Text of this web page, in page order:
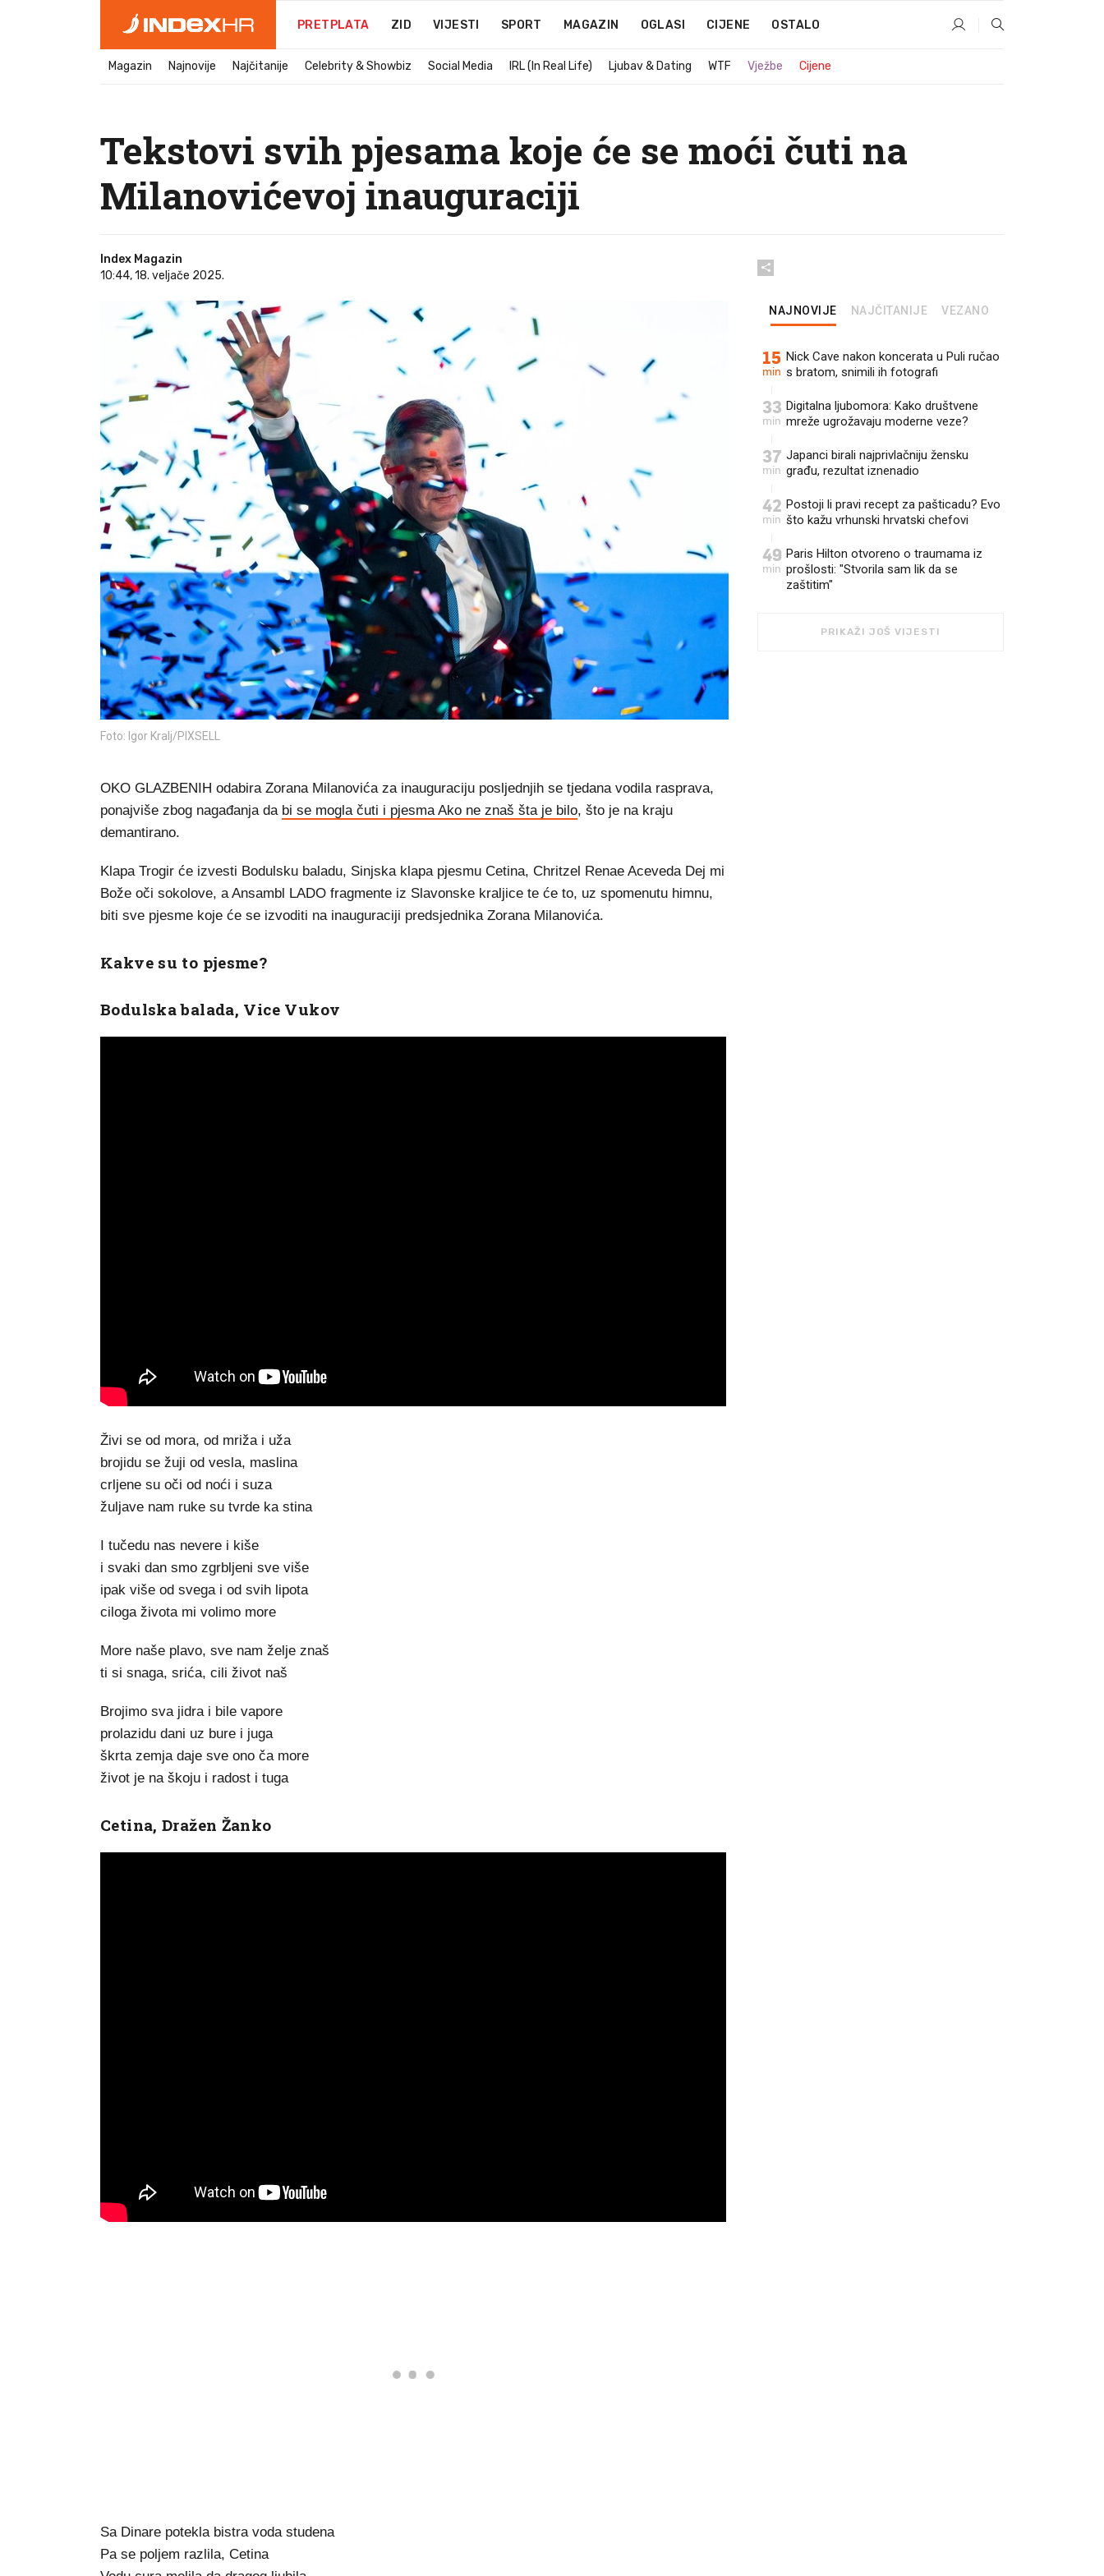
PRETPLATA ZID VIJESTI SPORT MAGAZIN OGLASI CIJENE OSTALO
Magazin Najnovije Najčitanije Celebrity & Showbiz Social Media IRL (In Real Life) Ljubav & Dating WTF Vježbe Cijene
Tekstovi svih pjesama koje će se moći čuti na
Milanovićevoj inauguraciji
Index Magazin
10:44, 18. veljače 2025.
Foto: Igor Kralj/PIXSELL
OKO GLAZBENIH odabira Zorana Milanovića za inauguraciju posljednjih se tjedana vodila rasprava,
ponajviše zbog nagađanja da bi se mogla čuti i pjesma Ako ne znaš šta je bilo, što je na kraju
demantirano.
Klapa Trogir će izvesti Bodulsku baladu, Sinjska klapa pjesmu Cetina, Chritzel Renae Aceveda Dej mi
Bože oči sokolove, a Ansambl LADO fragmente iz Slavonske kraljice te će to, uz spomenutu himnu,
biti sve pjesme koje će se izvoditi na inauguraciji predsjednika Zorana Milanovića.
Kakve su to pjesme?
Bodulska balada, Vice Vukov
Živi se od mora, od mriža i uža
brojidu se žuji od vesla, maslina
crljene su oči od noći i suza
žuljave nam ruke su tvrde ka stina
I tučedu nas nevere i kiše
i svaki dan smo zgrbljeni sve više
ipak više od svega i od svih lipota
ciloga života mi volimo more
More naše plavo, sve nam želje znaš
ti si snaga, srića, cili život naš
Brojimo sva jidra i bile vapore
prolazidu dani uz bure i juga
škrta zemja daje sve ono ča more
život je na škoju i radost i tuga
Cetina, Dražen Žanko
Sa Dinare potekla bistra voda studena
Pa se poljem razlila, Cetina
NAJNOVIJE NAJČITANIJE VEZANO
15
min
Nick Cave nakon koncerata u Puli ručao
s bratom, snimili ih fotografi
33
min
Digitalna ljubomora: Kako društvene
mreže ugrožavaju moderne veze?
37
min
Japanci birali najprivlačniju žensku
građu, rezultat iznenadio
42
min
Postoji li pravi recept za pašticadu? Evo
što kažu vrhunski hrvatski chefovi
49
min
Paris Hilton otvoreno o traumama iz
prošlosti: "Stvorila sam lik da se
zaštitim"
PRIKAŽI JOŠ VIJESTI